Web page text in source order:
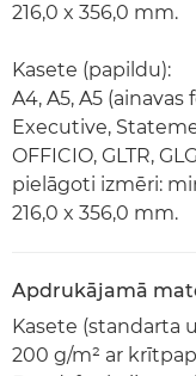
216,0 x 356,0 mm.
Kasete (papildu):
A4, A5, A5
Executive,
OFFICIO, GLTR,
pielāgoti izmēri:
216,0 x 356,0 mm.
Apdrukājamā
Kasete (standarta
200 g/m² ar